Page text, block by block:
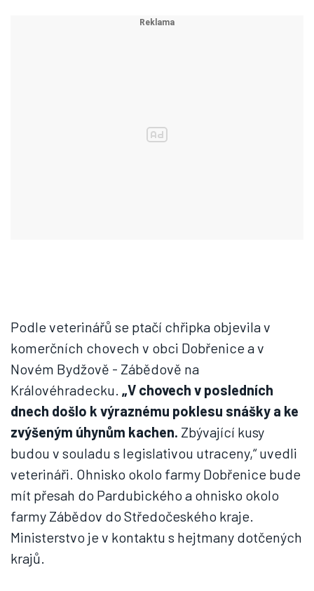
Podle veterinářů se ptačí chřipka objevila v
komerčních chovech v obci Dobřenice a v
Novém Bydžově - Zábědově na
Královéhradecku. „V chovech v posledních
dnech došlo k výraznému poklesu snášky a ke
zvýšeným úhynům kachen. Zbývající kusy
budou v souladu s legislativou utraceny,“ uvedli
veterináři. Ohnisko okolo farmy Dobřenice bude
mít přesah do Pardubického a ohnisko okolo
farmy Zábědov do Středočeského kraje.
Ministerstvo je v kontaktu s hejtmany dotčených
krajů.